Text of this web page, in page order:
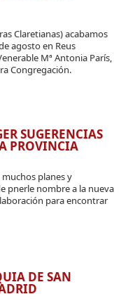
Claretianas) acabamos
agosto en Reus
Mª Antonia París,
Congregación.
SUGERENCIAS
PROVINCIA
planes y
pnerle nombre a la nueva
para encontrar
DE SAN